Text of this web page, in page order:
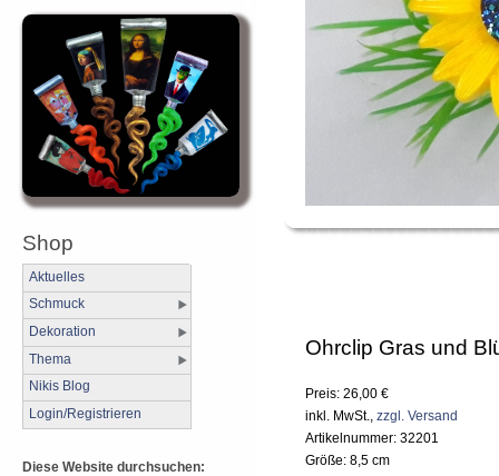
Shop
Aktuelles
Schmuck
Dekoration
Thema
Nikis Blog
Login/Registrieren
Diese Website durchsuchen:
Ohrclip Gras und
Preis: 26,00 €
inkl. MwSt., zzgl. Versand
Artikelnummer: 32201
Größe: 8,5 cm